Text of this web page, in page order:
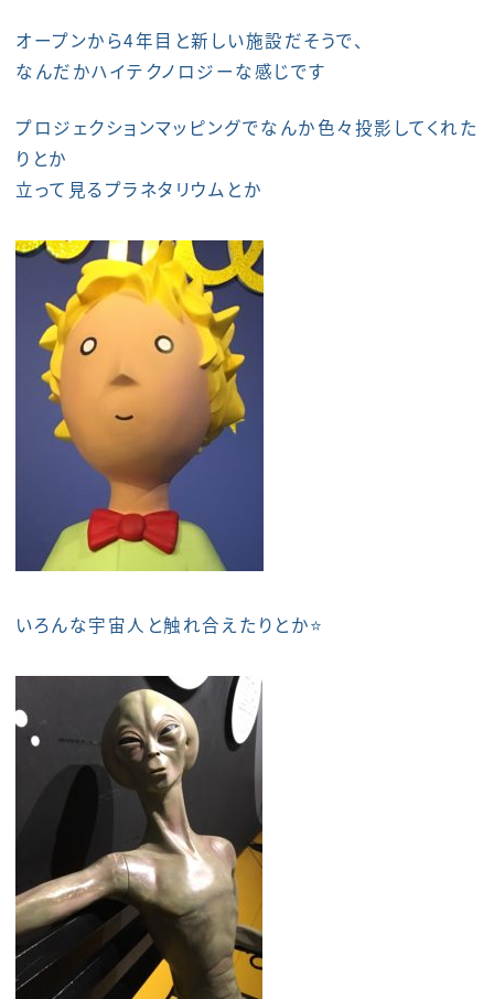
オープンから4年目と新しい施設だそうで、
なんだかハイテクノロジーな感じです
プロジェクションマッピングでなんか色々投影してくれた
りとか
立って見るプラネタリウムとか
いろんな宇宙人と触れ合えたりとか⭐️